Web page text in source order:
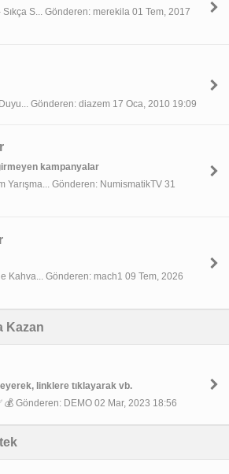
S... Gönderen: merekila 01 Tem, 2017
Gönderen: diazem 17 Oca, 2010 19:09
kampanyalar
Yarışma... Gönderen: NumismatikTV 31
Kahva... Gönderen: mach1 09 Tem, 2026
Kazan
linklere tıklayarak vb.
💰 Gönderen: DEMO 02 Mar, 2023 18:56